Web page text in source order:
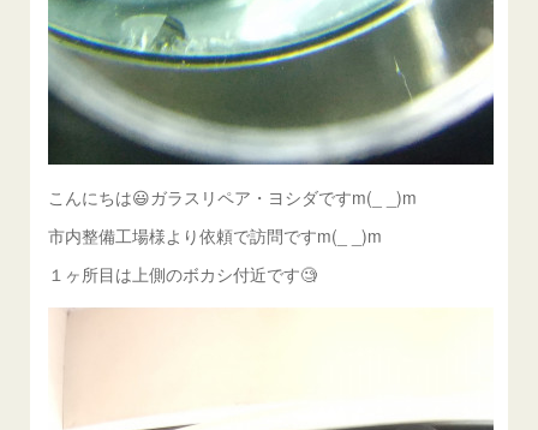
こんにちは😃ガラスリペア・ヨシダですm(_ _)m
市内整備工場様より依頼で訪問ですm(_ _)m
１ヶ所目は上側のボカシ付近です🧐